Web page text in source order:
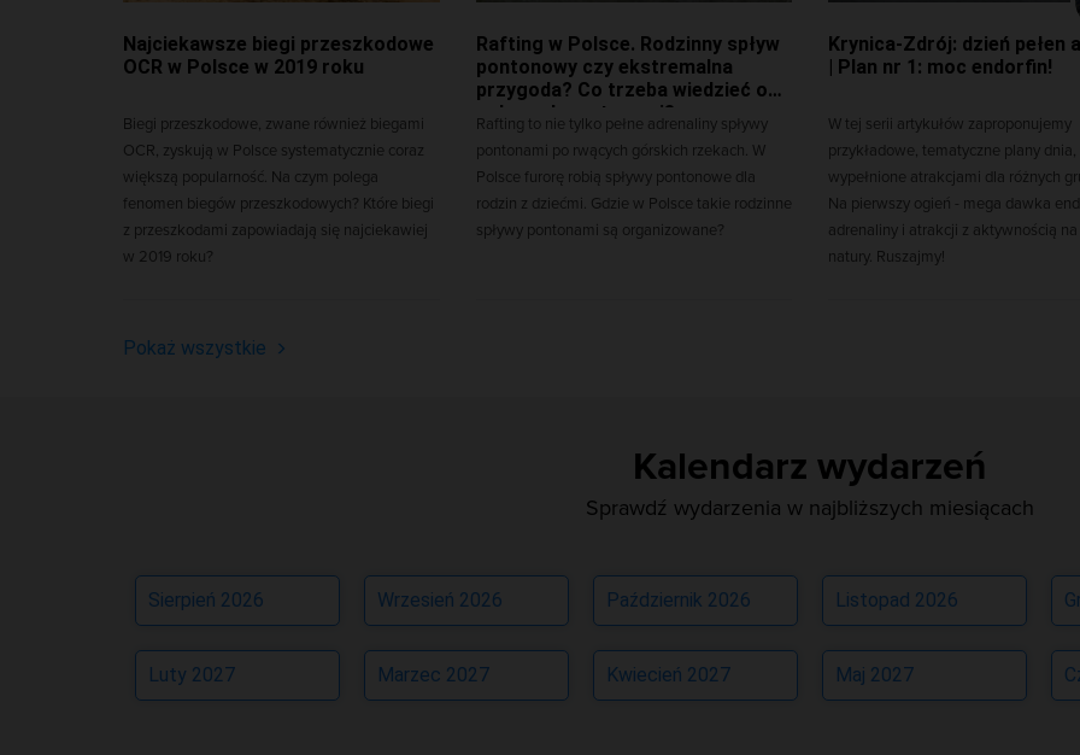
Najciekawsze biegi przeszkodowe
OCR w Polsce w 2019 roku
Biegi przeszkodowe, zwane również biegami
OCR, zyskują w Polsce systematycznie coraz
większą popularność. Na czym polega
fenomen biegów przeszkodowych? Które biegi
z przeszkodami zapowiadają się najciekawiej
w 2019 roku?
Rafting w Polsce. Rodzinny spływ
pontonowy czy ekstremalna
przygoda? Co trzeba wiedzieć o
spływach pontonami?
Rafting to nie tylko pełne adrenaliny spływy
pontonami po rwących górskich rzekach. W
Polsce furorę robią spływy pontonowe dla
rodzin z dziećmi. Gdzie w Polsce takie rodzinne
spływy pontonami są organizowane?
Krynica-Zdrój: dzień pełen
| Plan nr 1: moc endorfin!
W tej serii artykułów zaproponujemy
przykładowe, tematyczne plany dnia,
wypełnione atrakcjami dla różnych
Na pierwszy ogień - mega dawka
adrenaliny i atrakcji z aktywnością na
natury. Ruszajmy!
Pokaż wszystkie
Kalendarz wydarzeń
Sprawdź wydarzenia w najbliższych miesiącach
Sierpień 2026 Wrzesień 2026 Październik 2026 Listopad 2026
Luty 2027 Marzec 2027 Kwiecień 2027 Maj 2027